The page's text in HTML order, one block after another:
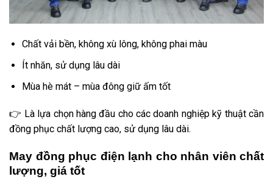
Chất vải bền, không xù lông, không phai màu
Ít nhăn, sử dụng lâu dài
Mùa hè mát – mùa đông giữ ấm tốt
👉 Là lựa chọn hàng đầu cho các doanh nghiệp kỹ thuật cần
đồng phục chất lượng cao, sử dụng lâu dài.
May đồng phục điện lạnh cho nhân viên chất
lượng, giá tốt